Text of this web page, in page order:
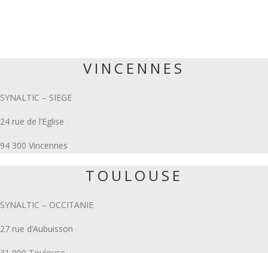
VINCENNES
SYNALTIC – SIEGE
24 rue de l’Eglise
94 300 Vincennes
TOULOUSE
SYNALTIC – OCCITANIE
27 rue d’Aubuisson